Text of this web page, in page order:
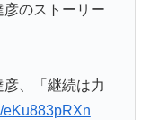
のストーリー
、「継続は力
eKu883pRXn